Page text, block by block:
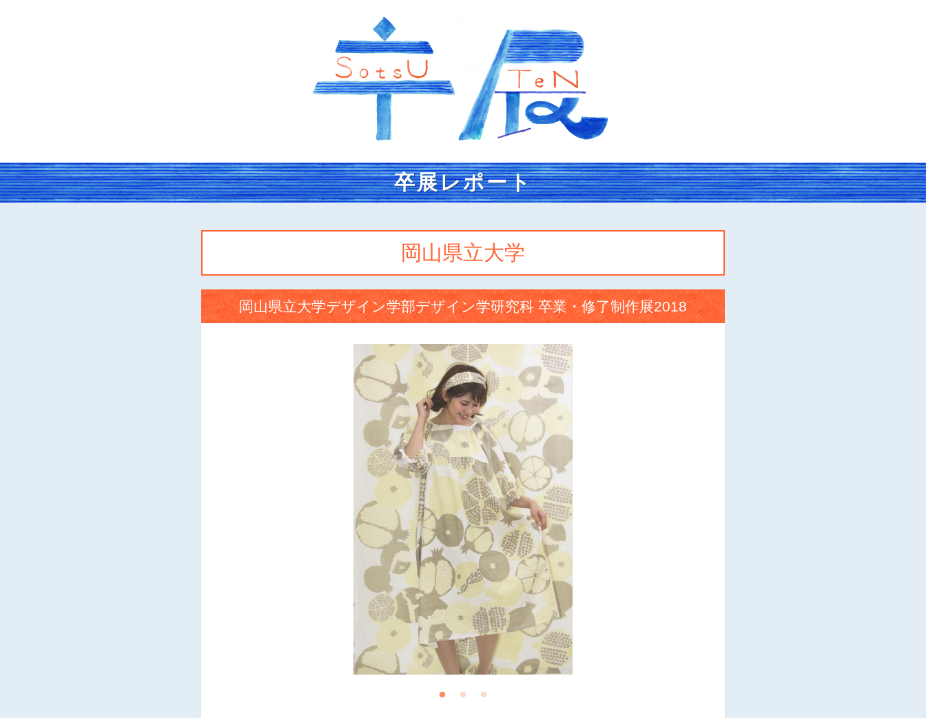
卒展レポート
岡山県立大学
岡山県立大学デザイン学部デザイン学研究科 卒業・修了制作展2018